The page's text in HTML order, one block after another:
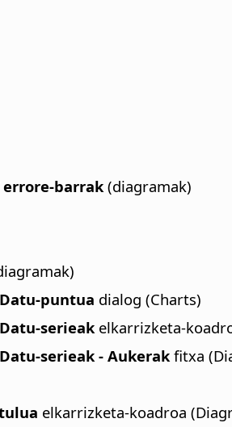
barrak (diagramak)
puntua dialog (Charts)
serieak elkarrizketa-
serieak - Aukerak fitxa
elkarrizketa-koadroa